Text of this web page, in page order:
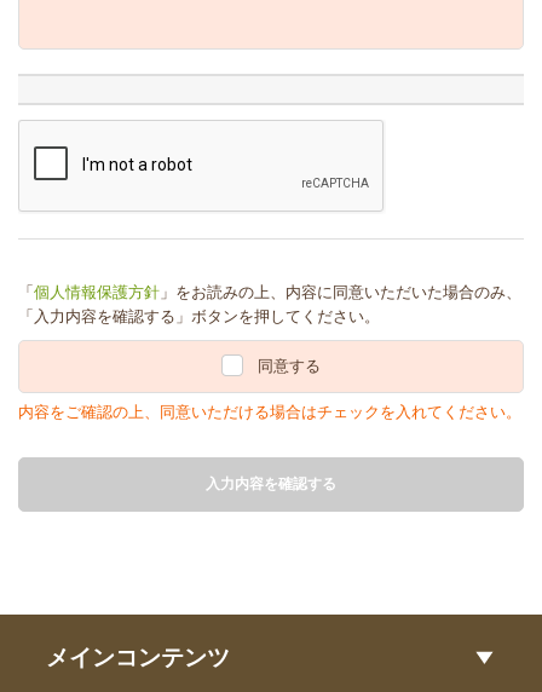
「 個人情報保護方針 」をお読みの上、内容に同意いただいた場合のみ、
「入力内容を確認する」ボタンを押してください。
同意する
内容をご確認の上、同意いただける場合はチェックを入れてください。
入力内容を確認する
メインコンテンツ